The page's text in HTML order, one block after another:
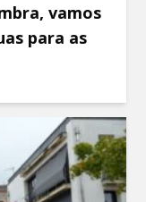
vamos
para as